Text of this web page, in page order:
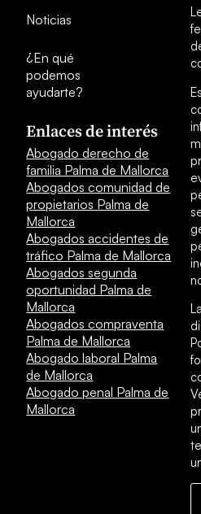
Noticias
¿En qué
podemos
ayudarte?
Enlaces de interés
Abogado derecho de
familia Palma de Mallorca
Abogados comunidad de
propietarios Palma de
Mallorca
Abogados accidentes de
tráfico Palma de Mallorca
Abogados segunda
oportunidad Palma de
Mallorca
Abogados compraventa
Palma de Mallorca
Abogado laboral Palma
de Mallorca
Abogado penal Palma de
Mallorca